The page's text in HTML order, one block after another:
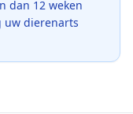
dan 12 weken
uw dierenarts